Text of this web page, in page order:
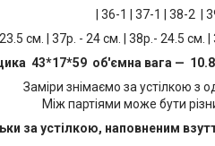
| 36-1 | 37-1 | 38-2 |
см. | 37р. - 24 см. | 38р.- 24.5 см. |
43*17*59 об'ємна вага — 10.8
Заміри знімаємо за устілкою з
Між партіями може бути
за устілкою, наповненим